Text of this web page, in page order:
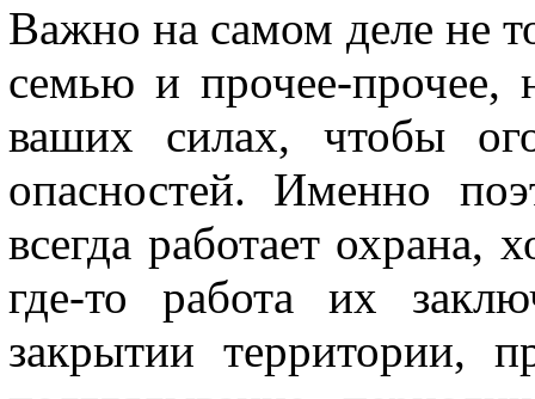
Важно на самом деле не
семью и прочее-прочее,
ваших силах, чтобы
опасностей. Именно
всегда работает охрана,
где-то работа их
закрытии территории,